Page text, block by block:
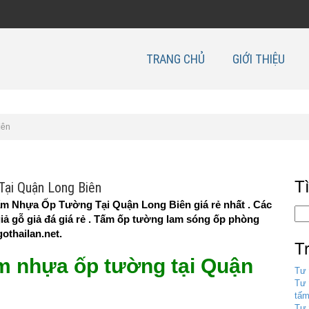
TRANG CHỦ GIỚI THIỆU
Quận Long Biên
Nhựa Ốp Tường Tại Quận Long Biên giá rẻ nhất . Các
gỗ giả đá giá rẻ . Tấm ốp tường lam sóng ốp phòng
nhựa ốp tường tại Quận
Tư
Tư